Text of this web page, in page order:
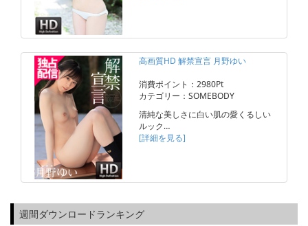
高画質HD 解禁宣言 月野ゆい
消費ポイント：2980Pt
カテゴリー：SOMEBODY
清純な美しさに白い肌の愛くるしい
ルック…
[詳細を見る]
週間ダウンロードランキング